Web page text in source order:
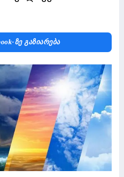
Ზე Გაზიარება